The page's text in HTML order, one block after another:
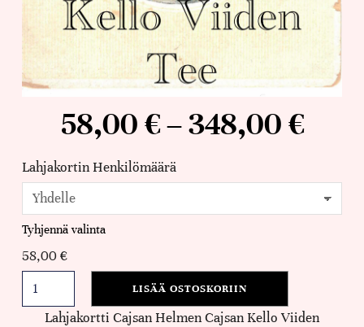
58,00€–348,00€
Lahjakortin Henkilömäärä
Tyhjennä valinta
58,00€
LISÄÄ OSTOSKORIIN
Lahjakortti Cajsan Helmen Cajsan Kello Viiden